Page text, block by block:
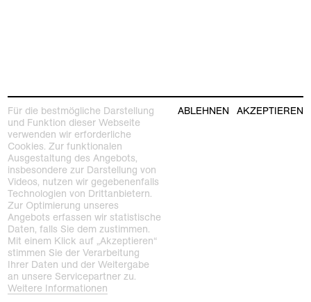
Für die bestmögliche Darstellung
und Funktion dieser Webseite
verwenden wir erforderliche
Cookies. Zur funktionalen
Ausgestaltung des Angebots,
insbesondere zur Darstellung von
Videos, nutzen wir gegebenenfalls
Technologien von Drittanbietern.
Zur Optimierung unseres
Angebots erfassen wir statistische
Daten, falls Sie dem zustimmen.
Mit einem Klick auf „Akzeptieren“
stimmen Sie der Verarbeitung
Ihrer Daten und der Weitergabe
an unsere Servicepartner zu.
Weitere Informationen
ABLEHNEN AKZEPTIEREN